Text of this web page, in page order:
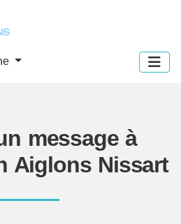
message à
Aiglons Nissart